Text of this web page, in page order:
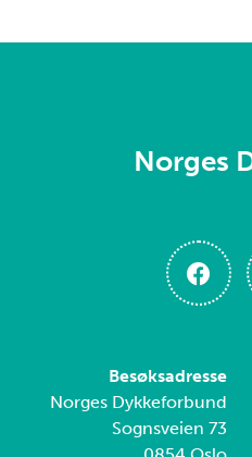
Norges
Besøksadresse
Norges Dykkeforbund
Sognsveien 73